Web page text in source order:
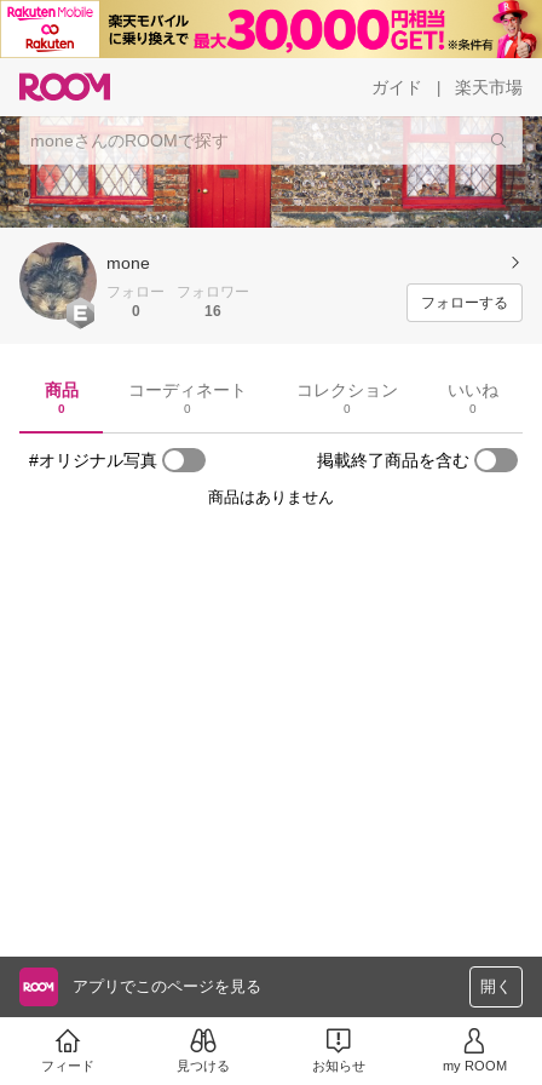
ガイド 楽天市場
mone
フォロー
0
フォロワー
16
フォローする
商品
0
コーディネート
0
コレクション
0
いいね
0
#オリジナル写真 掲載終了商品を含む
商品はありません
アプリでこのページを見る 開く
フィード 見つける お知らせ my ROOM